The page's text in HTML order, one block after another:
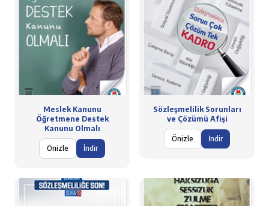
Meslek Kanunu
Öğretmene Destek
Kanunu Olmalı
Önizle İndir
Sözleşmelilik Sorunları
ve Çözümü Afişi
Önizle İndir